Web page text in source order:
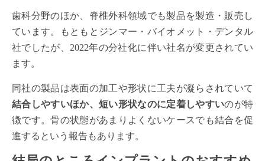
歯科分野のほか、脊椎外科領域でも製品を製造・販売し
ています。もともとジンマー・バイオメット・デンタル
社でしたが、2022年の分社化に伴い社名が変更されてい
ます。
同社の製品は表面の加工や形状に工夫が凝らされていて
結合しやすいほか、短い形状なのに定着しやすいのが特
徴です。骨の状態があまりよくないケースでも結合を促
進するという報告もあります。